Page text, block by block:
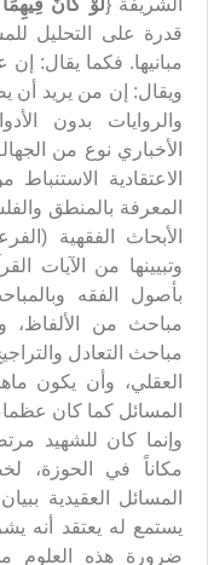
الشريفة {لَوْ كَانَ فِيهِمَا
قدرة على التحليل
مبانيها. فكما يقال:
ويقال: إن من يريد أن
والروايات بدون
الأخباري نوع من
الاعتقادية
المعرفة بالمنطق
الأبحاث الفقهية
وتبيينها من الآيات
بأصول الفقه
مباحث من الألفاظ،
مباحث التعادل
العقلي، وأن يكون
المسائل كما كان
وإنما كان للشهيد
مكاناً في الحوزة،
المسائل العقيدية
يستمع له يعتقد أنه
ضرورة هذه العلوم